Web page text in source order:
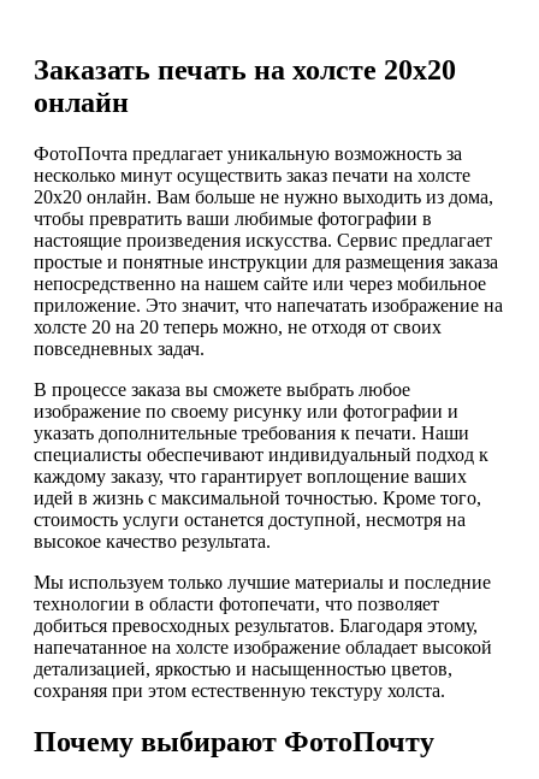
Заказать печать на холсте 20х20
онлайн
ФотоПочта предлагает уникальную возможность за
несколько минут осуществить заказ печати на холсте
20х20 онлайн. Вам больше не нужно выходить из дома,
чтобы превратить ваши любимые фотографии в
настоящие произведения искусства. Сервис предлагает
простые и понятные инструкции для размещения заказа
непосредственно на нашем сайте или через мобильное
приложение. Это значит, что напечатать изображение на
холсте 20 на 20 теперь можно, не отходя от своих
повседневных задач.
В процессе заказа вы сможете выбрать любое
изображение по своему рисунку или фотографии и
указать дополнительные требования к печати. Наши
специалисты обеспечивают индивидуальный подход к
каждому заказу, что гарантирует воплощение ваших
идей в жизнь с максимальной точностью. Кроме того,
стоимость услуги останется доступной, несмотря на
высокое качество результата.
Мы используем только лучшие материалы и последние
технологии в области фотопечати, что позволяет
добиться превосходных результатов. Благодаря этому,
напечатанное на холсте изображение обладает высокой
детализацией, яркостью и насыщенностью цветов,
сохраняя при этом естественную текстуру холста.
Почему выбирают ФотоПочту